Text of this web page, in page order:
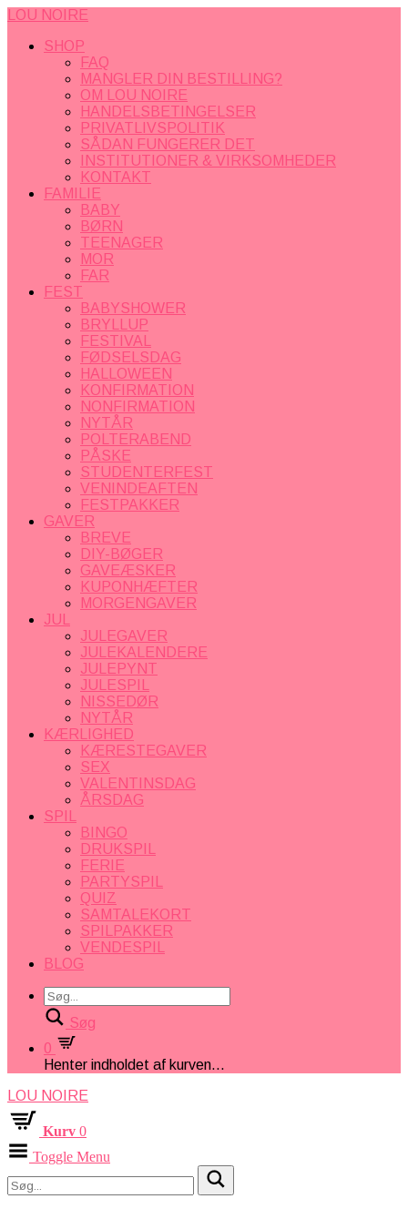
LOU NOIRE
SHOP
FAQ
MANGLER DIN BESTILLING?
OM LOU NOIRE
HANDELSBETINGELSER
PRIVATLIVSPOLITIK
SÅDAN FUNGERER DET
INSTITUTIONER & VIRKSOMHEDER
KONTAKT
FAMILIE
BABY
BØRN
TEENAGER
MOR
FAR
FEST
BABYSHOWER
BRYLLUP
FESTIVAL
FØDSELSDAG
HALLOWEEN
KONFIRMATION
NONFIRMATION
NYTÅR
POLTERABEND
PÅSKE
STUDENTERFEST
VENINDEAFTEN
FESTPAKKER
GAVER
BREVE
DIY-BØGER
GAVEÆSKER
KUPONHÆFTER
MORGENGAVER
JUL
JULEGAVER
JULEKALENDERE
JULEPYNT
JULESPIL
NISSEDØR
NYTÅR
KÆRLIGHED
KÆRESTEGAVER
SEX
VALENTINSDAG
ÅRSDAG
SPIL
BINGO
DRUKSPIL
FERIE
PARTYSPIL
QUIZ
SAMTALEKORT
SPILPAKKER
VENDESPIL
BLOG
Søg
0
Henter indholdet af kurven...
LOU NOIRE
Kurv 0
Toggle Menu